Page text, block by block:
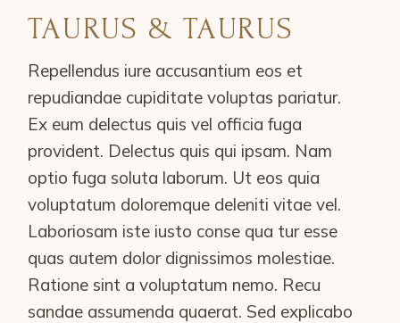
TAURUS & TAURUS
Repellendus iure accusantium eos et
repudiandae cupiditate voluptas pariatur.
Ex eum delectus quis vel officia fuga
provident. Delectus quis qui ipsam. Nam
optio fuga soluta laborum. Ut eos quia
voluptatum doloremque deleniti vitae vel.
Laboriosam iste iusto conse qua tur esse
quas autem dolor dignissimos molestiae.
Ratione sint a voluptatum nemo. Recu
sandae assumenda quaerat. Sed explicabo